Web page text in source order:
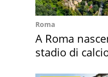
Roma
A Roma
stadio di